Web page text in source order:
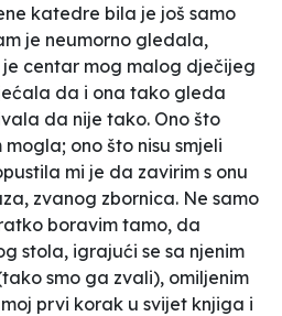
katedre bila je još samo
je neumorno gledala,
centar mog malog dječijeg
da i ona tako gleda
da nije tako. Ono što
ono što nisu smjeli
mi je da zavirim s onu
zvanog zbornica. Ne samo
boravim tamo, da
stola, igrajući se sa njenim
smo ga zvali), omiljenim
prvi korak u svijet knjiga i